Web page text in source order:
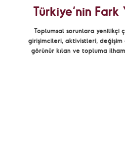
Türkiye’nin Fark
Toplumsal sorunlara yenilikçi
girişimcileri, aktivistleri,
görünür kılan ve topluma